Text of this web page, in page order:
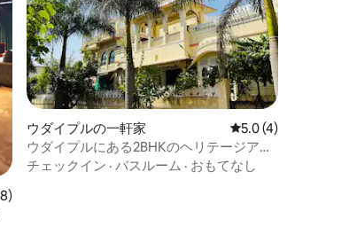
件、5つ星中4.89つ星の平均評価
ウダイプルの一軒家 レビュー4件、5つ
5.0 (4)
ウダイプルにある2BHKのヘリテージアパ
ートメント貸切
チェックイン · バスルーム · おもてなし